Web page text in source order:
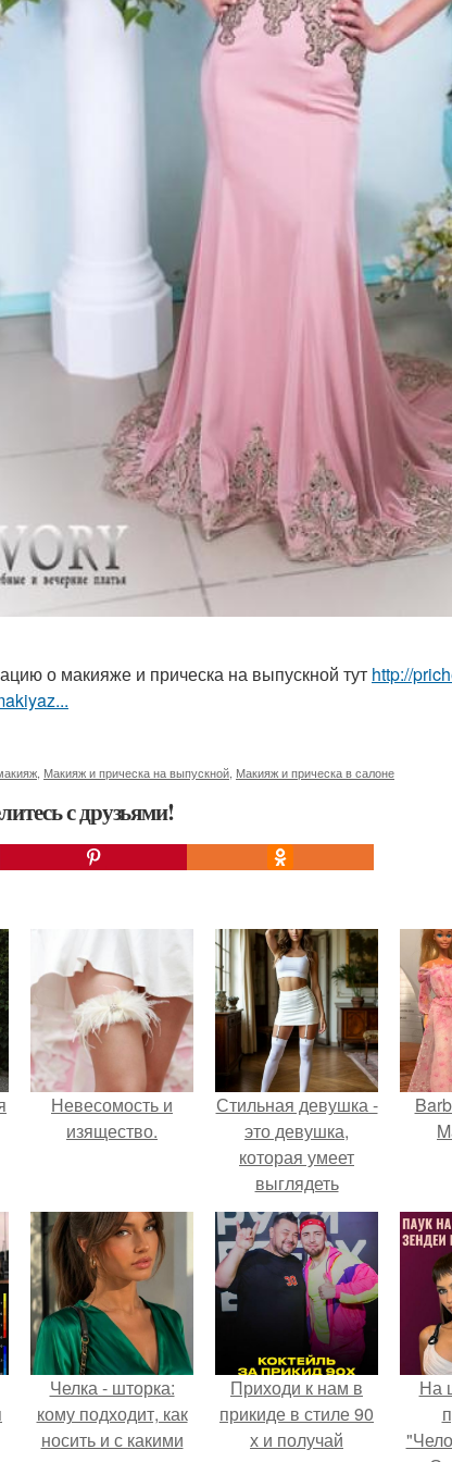
о макияже и прическа на выпускной тут http://
Макияж и прическа на выпускной Макияж и прическа в салоне
с друзьями!
Невесомость и
изящество.
Стильная девушка -
это девушка,
которая умеет
выглядеть
привлекательно и
элегантно в любои
ситуации.
Челка - шторка:
кому подходит, как
носить и с какими
Приходи к нам в
прикиде в стиле 90
х и получай
На